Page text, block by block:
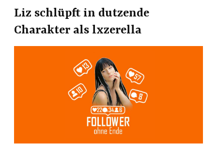
Liz schlüpft in dutzende
Charakter als lxzerella